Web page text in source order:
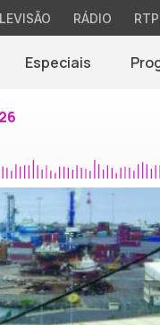
RÁDIO
Especiais